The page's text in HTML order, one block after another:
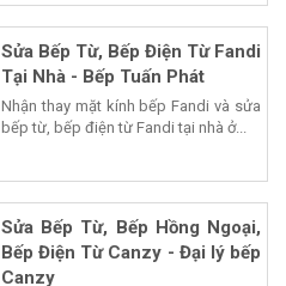
Sửa Bếp Từ, Bếp Điện Từ Fandi
Tại Nhà - Bếp Tuấn Phát
Nhận thay mặt kính bếp Fandi và sửa
bếp từ, bếp điện từ Fandi tại nhà ở...
Sửa Bếp Từ, Bếp Hồng Ngoại,
Bếp Điện Từ Canzy - Đại lý bếp
Canzy